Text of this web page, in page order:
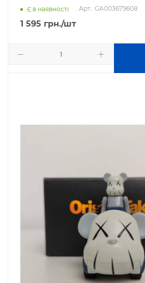
Є в наявності Арт.: GA003679608
1 595 грн./шт